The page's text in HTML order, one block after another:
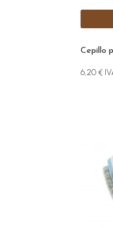
Cepillo
6,20€
la